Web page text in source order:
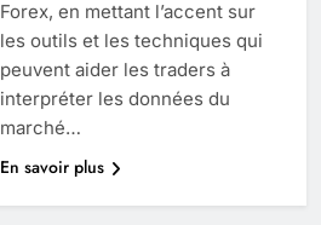
Forex, en mettant l’accent sur
les outils et les techniques qui
peuvent aider les traders à
interpréter les données du
marché…
En savoir plus